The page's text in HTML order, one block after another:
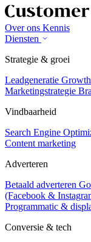
Over ons Kennis
Diensten
Strategie & groei
Leadgeneratie
Marketingstrategie
Vindbaarheid
Search Engine
Content marketing
Adverteren
Betaald adverteren
(Facebook &
Programmatic &
Conversie & tech